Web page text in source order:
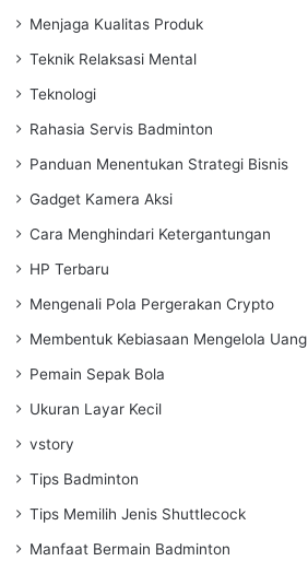
Menjaga Kualitas Produk
Teknik Relaksasi Mental
Teknologi
Rahasia Servis Badminton
Panduan Menentukan Strategi Bisnis
Gadget Kamera Aksi
Cara Menghindari Ketergantungan
HP Terbaru
Mengenali Pola Pergerakan Crypto
Membentuk Kebiasaan Mengelola Uang
Pemain Sepak Bola
Ukuran Layar Kecil
vstory
Tips Badminton
Tips Memilih Jenis Shuttlecock
Manfaat Bermain Badminton